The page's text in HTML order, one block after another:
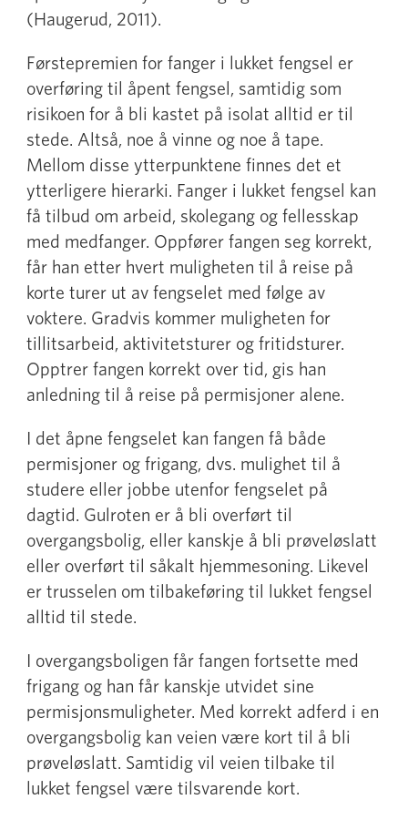
(Haugerud, 2011).
Førstepremien for fanger i lukket fengsel er
overføring til åpent fengsel, samtidig som
risikoen for å bli kastet på isolat alltid er til
stede. Altså, noe å vinne og noe å tape.
Mellom disse ytterpunktene finnes det et
ytterligere hierarki. Fanger i lukket fengsel kan
få tilbud om arbeid, skolegang og fellesskap
med medfanger. Oppfører fangen seg korrekt,
får han etter hvert muligheten til å reise på
korte turer ut av fengselet med følge av
voktere. Gradvis kommer muligheten for
tillitsarbeid, aktivitetsturer og fritidsturer.
Opptrer fangen korrekt over tid, gis han
anledning til å reise på permisjoner alene.
I det åpne fengselet kan fangen få både
permisjoner og frigang, dvs. mulighet til å
studere eller jobbe utenfor fengselet på
dagtid. Gulroten er å bli overført til
overgangsbolig, eller kanskje å bli prøveløslatt
eller overført til såkalt hjemmesoning. Likevel
er trusselen om tilbakeføring til lukket fengsel
alltid til stede.
I overgangsboligen får fangen fortsette med
frigang og han får kanskje utvidet sine
permisjonsmuligheter. Med korrekt adferd i en
overgangsbolig kan veien være kort til å bli
prøveløslatt. Samtidig vil veien tilbake til
lukket fengsel være tilsvarende kort.